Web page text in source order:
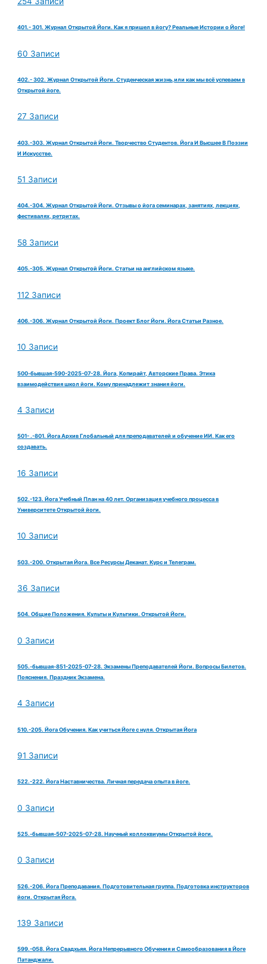
401.- 301. Журнал Открытой Йоги. Как я пришел в йогу? Реальные Истории о Йоге!
60 Записи
402.- 302. Журнал Открытой Йоги. Студенческая жизнь,или как мы всё успеваем в
Открытой йоге.
27 Записи
403.-303. Журнал Открытой Йоги. Творчество Студентов. Йога И Высшее В Поэзии
И Искусстве.
51 Записи
404.-304. Журнал Открытой Йоги. Отзывы о йога семинарах, занятиях, лекциях,
фестивалях, ретритах.
58 Записи
405.-305. Журнал Открытой Йоги. Статьи на английском языке.
112 Записи
406.-306. Журнал Открытой Йоги. Проект Блог Йоги. Йога Статьи Разное.
10 Записи
500-бывшая-590-2025-07-28. Йога, Копирайт, Авторские Права. Этика
взаимодействия школ йоги. Кому принадлежит знания йоги.
4 Записи
501- .-801. Йога Архив Глобальный для преподавателей и обучение ИИ. Как его
создавать.
16 Записи
502.-123. Йога Учебный План на 40 лет. Организация учебного процесса в
Университете Открытой йоги.
10 Записи
503.-200. Открытая Йога. Все Ресурсы Деканат. Курс и Телеграм.
36 Записи
504. Общие Положения. Культы и Культики. Открытой Йоги.
0 Записи
505.-бывшая-851-2025-07-28. Экзамены Преподавателей Йоги. Вопросы Билетов.
Пояснения. Праздник Экзамена.
4 Записи
510.-205. Йога Обучения. Как учиться Йоге с нуля. Открытая Йога
91 Записи
522.-222. Йога Наставничества. Личная передача опыта в йоге.
0 Записи
525.-бывшая-507-2025-07-28. Научный коллоквиумы Открытой йоги.
0 Записи
526.-206. Йога Преподавания. Подготовительная группа. Подготовка инструкторов
йоги. Открытая Йога.
139 Записи
599.-058. Йога Свадхьяя. Йога Непрерывного Обучения и Самообразования в Йоге
Патанджали.